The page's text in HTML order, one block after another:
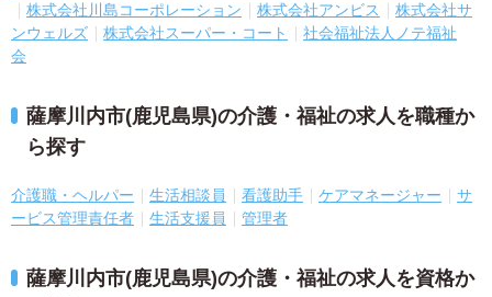
株式会社川島コーポレーション
株式会社アンビス
株式会社サ
ンウェルズ
株式会社スーパー・コート
社会福祉法人ノテ福祉
会
薩摩川内市(鹿児島県)の介護・福祉の求人を職種か
ら探す
介護職・ヘルパー 生活相談員 看護助手 ケアマネージャー
サ
ービス管理責任者
生活支援員 管理者
薩摩川内市(鹿児島県)の介護・福祉の求人を資格か